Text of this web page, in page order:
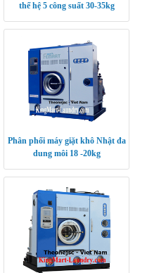
thế hệ 5 công suất 30-35kg
Phân phối máy giặt khô Nhật đa
dung môi 18 -20kg